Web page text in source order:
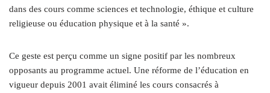
dans des cours comme sciences et technologie, éthique et culture
religieuse ou éducation physique et à la santé ».
Ce geste est perçu comme un signe positif par les nombreux
opposants au programme actuel. Une réforme de l’éducation en
vigueur depuis 2001 avait éliminé les cours consacrés à